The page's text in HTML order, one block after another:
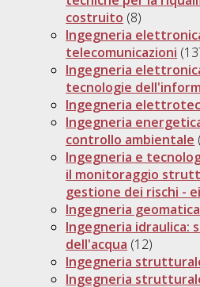
costruito (8)
Ingegneria
telecomunicazioni
Ingegneria
tecnologie
Ingegneria
Ingegneria
controllo ambientale
Ingegneria e
il monitoraggio
gestione dei rischi -
Ingegneria
Ingegneria idraulica:
dell'acqua (12)
Ingegneria
Ingegneria